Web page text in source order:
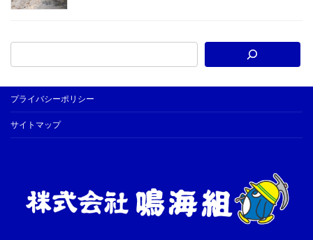
プライバシーポリシー
サイトマップ